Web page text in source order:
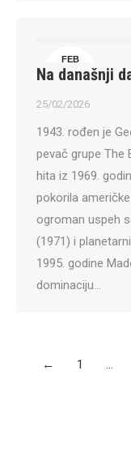
FEB
25
Na današnji
25/02/2026
1943. rođen je
pevač grupe The
hita iz 1969.
pokorila
ogroman uspeh
(1971) i
1995. godine
dominaciju…
← 1 …